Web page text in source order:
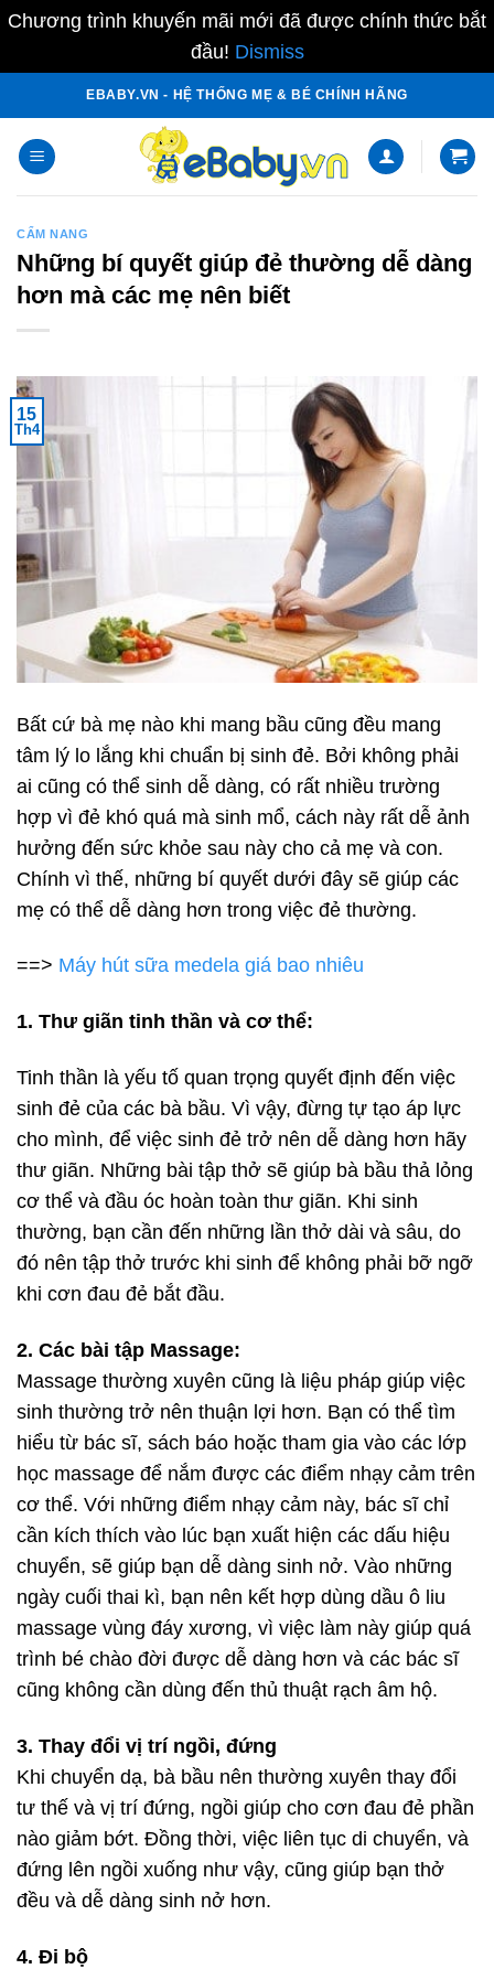
Chương trình khuyến mãi mới đã được chính thức bắt
đầu! Dismiss
content
EBABY.VN - HỆ THỐNG MẸ & BÉ CHÍNH HÃNG
CẨM NANG
Những bí quyết giúp đẻ thường dễ dàng
hơn mà các mẹ nên biết
15
Th4
Bất cứ bà mẹ nào khi mang bầu cũng đều mang
tâm lý lo lắng khi chuẩn bị sinh đẻ. Bởi không phải
ai cũng có thể sinh dễ dàng, có rất nhiều trường
hợp vì đẻ khó quá mà sinh mổ, cách này rất dễ ảnh
hưởng đến sức khỏe sau này cho cả mẹ và con.
Chính vì thế, những bí quyết dưới đây sẽ giúp các
mẹ có thể dễ dàng hơn trong việc đẻ thường.
==> Máy hút sữa medela giá bao nhiêu
1. Thư giãn tinh thần và cơ thể:
Tinh thần là yếu tố quan trọng quyết định đến việc
sinh đẻ của các bà bầu. Vì vậy, đừng tự tạo áp lực
cho mình, để việc sinh đẻ trở nên dễ dàng hơn hãy
thư giãn. Những bài tập thở sẽ giúp bà bầu thả lỏng
cơ thể và đầu óc hoàn toàn thư giãn. Khi sinh
thường, bạn cần đến những lần thở dài và sâu, do
đó nên tập thở trước khi sinh để không phải bỡ ngỡ
khi cơn đau đẻ bắt đầu.
2. Các bài tập Massage:
Massage thường xuyên cũng là liệu pháp giúp việc
sinh thường trở nên thuận lợi hơn. Bạn có thể tìm
hiểu từ bác sĩ, sách báo hoặc tham gia vào các lớp
học massage để nắm được các điểm nhạy cảm trên
cơ thể. Với những điểm nhạy cảm này, bác sĩ chỉ
cần kích thích vào lúc bạn xuất hiện các dấu hiệu
chuyển, sẽ giúp bạn dễ dàng sinh nở. Vào những
ngày cuối thai kì, bạn nên kết hợp dùng dầu ô liu
massage vùng đáy xương, vì việc làm này giúp quá
trình bé chào đời được dễ dàng hơn và các bác sĩ
cũng không cần dùng đến thủ thuật rạch âm hộ.
3. Thay đổi vị trí ngồi, đứng
Khi chuyển dạ, bà bầu nên thường xuyên thay đổi
tư thế và vị trí đứng, ngồi giúp cho cơn đau đẻ phần
nào giảm bớt. Đồng thời, việc liên tục di chuyển, và
đứng lên ngồi xuống như vậy, cũng giúp bạn thở
đều và dễ dàng sinh nở hơn.
4. Đi bộ